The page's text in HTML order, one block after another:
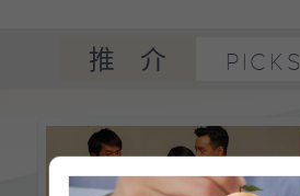
推介 PICKS